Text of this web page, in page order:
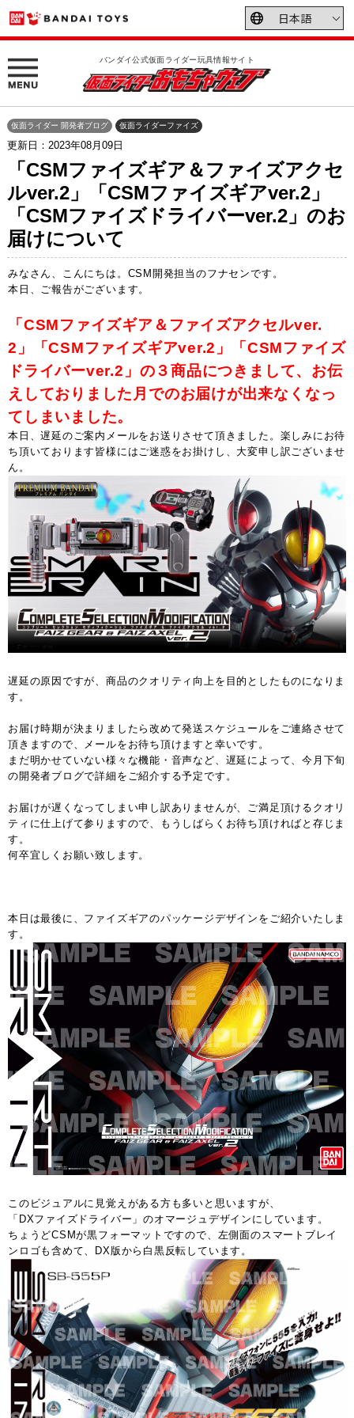
バンダイ公式仮面ライダー玩具情報サイト
更新日：2023年08月09日
仮面ライダー 開発者ブログ 仮面ライダーファイズ
「CSMファイズギア＆ファイズアクセ
ルver.2」「CSMファイズギアver.2」
「CSMファイズドライバーver.2」のお
届けについて
みなさん、こんにちは。CSM開発担当のフナセンです。
本日、ご報告がございます。
「CSMファイズギア＆ファイズアクセルver.
2」「CSMファイズギアver.2」「CSMファイズ
ドライバーver.2」の３商品につきまして、お伝
えしておりました月でのお届けが出来なくなっ
てしまいました。
本日、遅延のご案内メールをお送りさせて頂きました。楽しみにお待
ち頂いております皆様にはご迷惑をお掛けし、大変申し訳ございませ
ん。
遅延の原因ですが、商品のクオリティ向上を目的としたものになりま
す。
お届け時期が決まりましたら改めて発送スケジュールをご連絡させて
頂きますので、メールをお待ち頂けますと幸いです。
まだ明かせていない様々な機能・音声など、遅延によって、今月下旬
の開発者ブログで詳細をご紹介する予定です。
お届けが遅くなってしまい申し訳ありませんが、ご満足頂けるクオリ
ティに仕上げて参りますので、もうしばらくお待ち頂ければと存じま
す。
何卒宜しくお願い致します。
本日は最後に、ファイズギアのパッケージデザインをご紹介いたしま
す。
このビジュアルに見覚えがある方も多いと思いますが、
「DXファイズドライバー」のオマージュデザインにしています。
ちょうどCSMが黒フォーマットですので、左側面のスマートブレイ
ンロゴも含めて、DX版から白黒反転しています。